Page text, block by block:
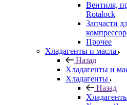
Вентиля,
Rotalock
Запчасти
Прочее
Хладагенты и масла
Назад
Хладагенты и
Хладагенты
Назад